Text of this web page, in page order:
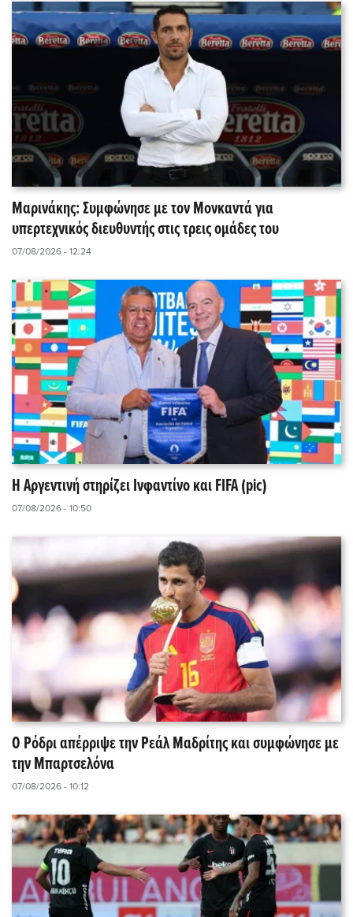
Μαρινάκης: Συμφώνησε με τον Μονκαντά για
υπερτεχνικός διευθυντής στις τρεις ομάδες του
07/08/2026 - 12:24
Η Αργεντινή στηρίζει Ινφαντίνο και FIFA (pic)
07/08/2026 - 10:50
Ο Ρόδρι απέρριψε την Ρεάλ Μαδρίτης και συμφώνησε με
την Μπαρτσελόνα
07/08/2026 - 10:12